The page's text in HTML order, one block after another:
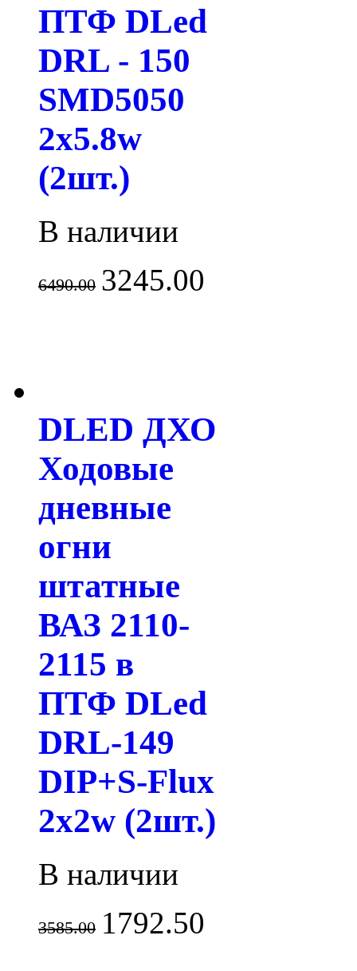
ПТФ DLed
DRL - 150
SMD5050
2x5.8w
(2шт.)
В наличии
6490.00 3245.00
DLED ДХО
Ходовые
дневные
огни
штатные
ВАЗ 2110-
2115 в
ПТФ DLed
DRL-149
DIP+S-Flux
2x2w (2шт.)
В наличии
3585.00 1792.50